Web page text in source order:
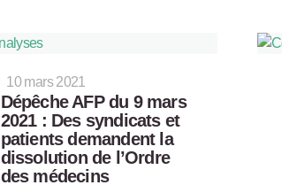
10 mars 2021
Dépêche AFP du 9 mars
2021 : Des syndicats et
patients demandent la
dissolution de l’Ordre
des médecins